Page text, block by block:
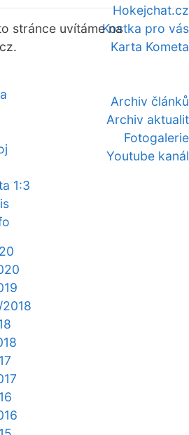
Hokejchat.cz
Kostka pro vás
Karta Kometa
Archiv článků
Archiv aktualit
Fotogalerie
Youtube kanál
1:3
stránce uvítáme na